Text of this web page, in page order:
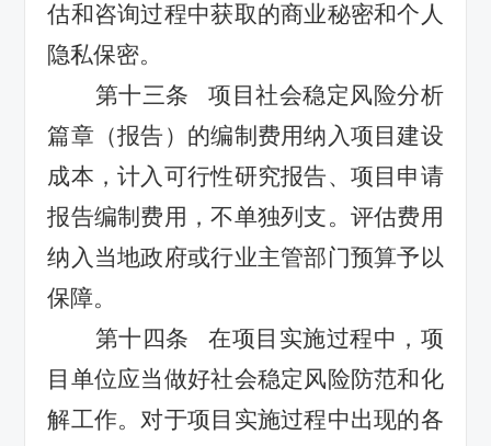
估和咨询过程中获取的商业秘密和个人
隐私保密。
第十三条
项目社会稳定风险分析
篇章 （报告） 的编制费用纳入项目建设
成本，计入可行性研究报告、项目申请
报告编制费用，不单独列支。评估费用
纳入当地政府或行业主管部门预算予以
保障。
第十四条
在项目实施过程中，项
目单位应当做好社会稳定风险防范和化
解工作。对于项目实施过程中出现的各